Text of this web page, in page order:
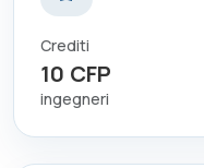
Crediti
10 CFP
ingegneri